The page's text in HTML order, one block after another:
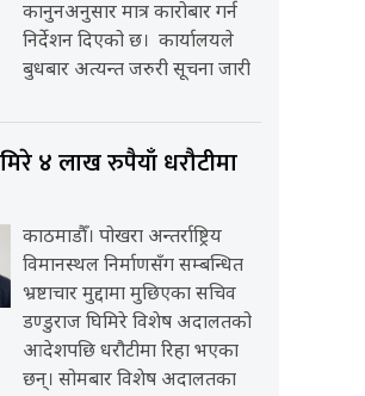
कानुनअनुसार मात्र कारोबार गर्न
निर्देशन दिएको छ। कार्यालयले
बुधबार अत्यन्त जरुरी सूचना जारी
४ लाख रुपैयाँ धरौटीमा
काठमाडौँ। पोखरा अन्तर्राष्ट्रिय
विमानस्थल निर्माणसँग सम्बन्धित
भ्रष्टाचार मुद्दामा मुछिएका सचिव
डण्डुराज घिमिरे विशेष अदालतको
आदेशपछि धरौटीमा रिहा भएका
छन्। सोमबार विशेष अदालतका